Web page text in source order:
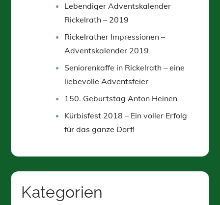
Lebendiger Adventskalender
Rickelrath – 2019
Rickelrather Impressionen –
Adventskalender 2019
Seniorenkaffe in Rickelrath – eine
liebevolle Adventsfeier
150. Geburtstag Anton Heinen
Kürbisfest 2018 – Ein voller Erfolg
für das ganze Dorf!
Kategorien